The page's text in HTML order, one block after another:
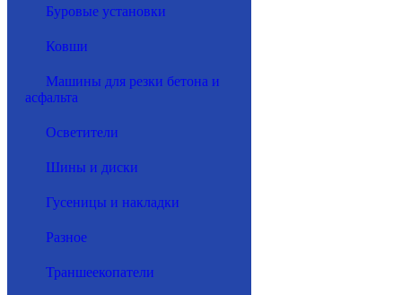
Буровые установки
Ковши
Машины для резки бетона и
асфальта
Осветители
Шины и диски
Гусеницы и накладки
Разное
Траншеекопатели